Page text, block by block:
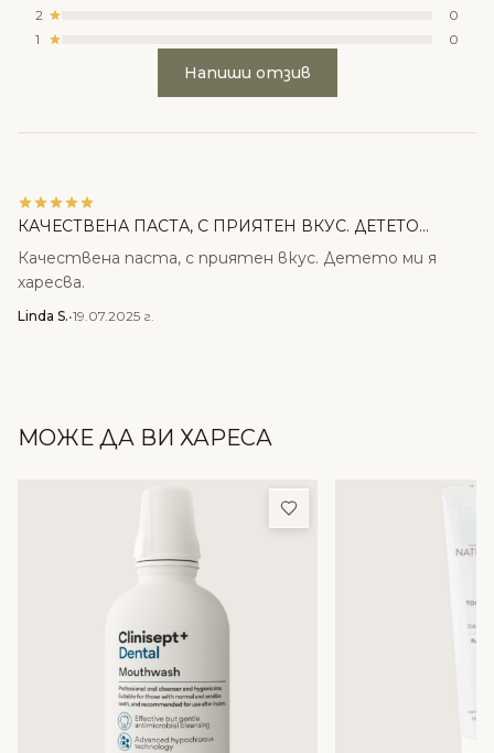
2
0
1
0
Напиши отзив
КАЧЕСТВЕНА ПАСТА, С ПРИЯТЕН ВКУС. ДЕТЕТО...
Качествена паста, с приятен вкус. Детето ми я
харесва.
Linda S.•19.07.2025 г.
МОЖЕ ДА ВИ ХАРЕСА
Добави в любими